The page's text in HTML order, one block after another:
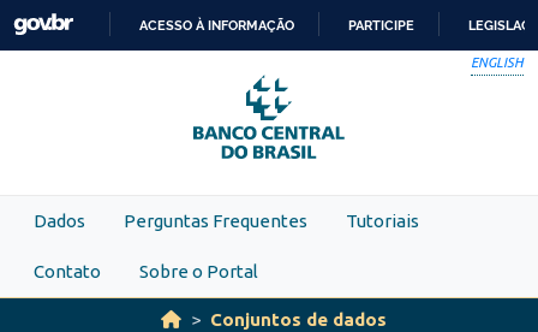
Skip to main content
PARA
O
CONTEÚDO
ACESSO À INFORMAÇÃO PARTICIPE
ENGLISH
Dados Perguntas Frequentes Tutoriais
Contato Sobre o Portal
Conjuntos de dados